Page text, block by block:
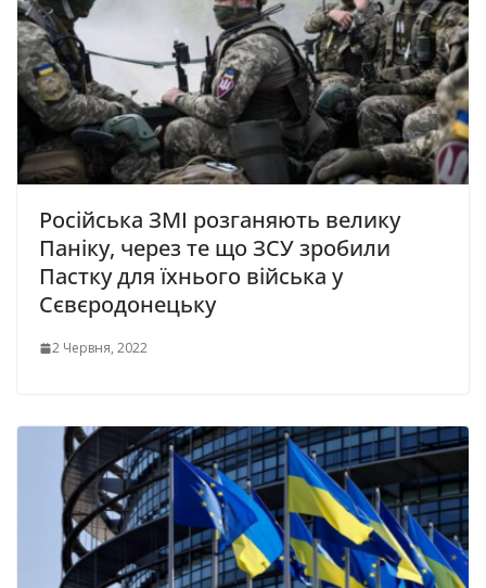
Російська ЗМІ розганяють велику
Паніку, через те що ЗСУ зробили
Пастку для їхнього війська у
Сєвєродонецьку
2 Червня, 2022